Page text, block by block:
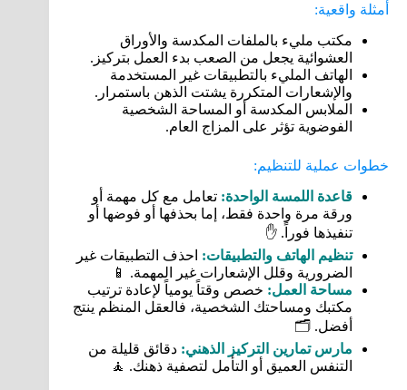
أمثلة واقعية:
مكتب مليء بالملفات المكدسة والأوراق
العشوائية يجعل من الصعب بدء العمل بتركيز.
الهاتف المليء بالتطبيقات غير المستخدمة
والإشعارات المتكررة يشتت الذهن باستمرار.
الملابس المكدسة أو المساحة الشخصية
الفوضوية تؤثر على المزاج العام.
خطوات عملية للتنظيم:
قاعدة اللمسة الواحدة: تعامل مع كل مهمة أو
ورقة مرة واحدة فقط، إما بحذفها أو فوضها أو
تنفيذها فوراً. ✋
تنظيم الهاتف والتطبيقات: احذف التطبيقات غير
الضرورية وقلل الإشعارات غير المهمة. 📱
مساحة العمل: خصص وقتاً يومياً لإعادة ترتيب
مكتبك ومساحتك الشخصية، فالعقل المنظم ينتج
أفضل. 🗂️
مارس تمارين التركيز الذهني: دقائق قليلة من
التنفس العميق أو التأمل لتصفية ذهنك. 🧘